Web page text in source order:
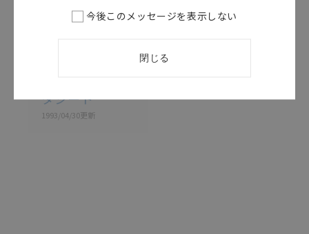
タシート
1993/04/30更新
今後このメッセージを表示しない
閉じる